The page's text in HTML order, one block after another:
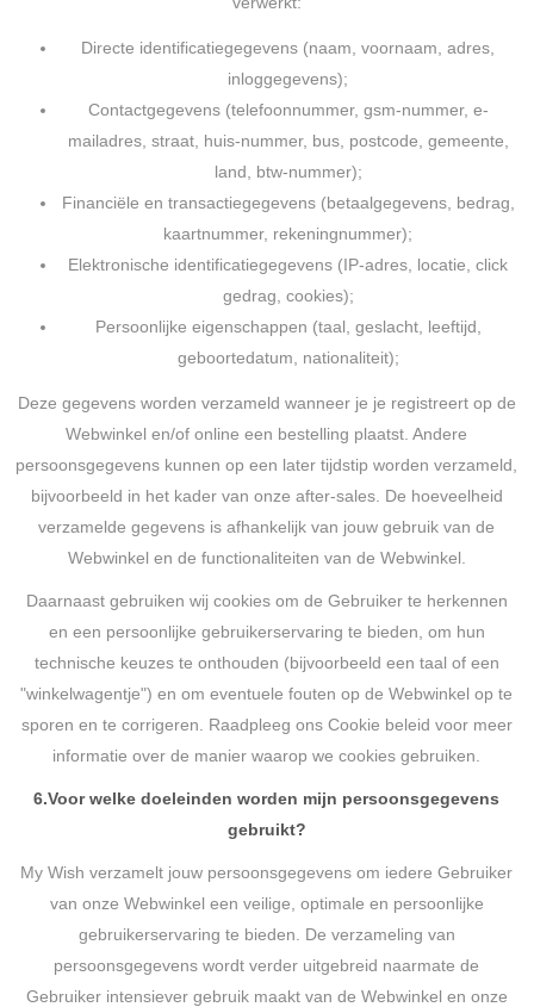
Directe identificatiegegevens (naam, voornaam, adres,
inloggegevens);
Contactgegevens (telefoonnummer, gsm-nummer, e-
mailadres, straat, huis-nummer, bus, postcode, gemeente,
land, btw-nummer);
Financiële en transactiegegevens (betaalgegevens, bedrag,
kaartnummer, rekeningnummer);
Elektronische identificatiegegevens (IP-adres, locatie, click
gedrag, cookies);
Persoonlijke eigenschappen (taal, geslacht, leeftijd,
geboortedatum, nationaliteit);
Deze gegevens worden verzameld wanneer je je registreert op de
Webwinkel en/of online een bestelling plaatst. Andere
persoonsgegevens kunnen op een later tijdstip worden verzameld,
bijvoorbeeld in het kader van onze after-sales. De hoeveelheid
verzamelde gegevens is afhankelijk van jouw gebruik van de
Webwinkel en de functionaliteiten van de Webwinkel.
Daarnaast gebruiken wij cookies om de Gebruiker te herkennen
en een persoonlijke gebruikerservaring te bieden, om hun
technische keuzes te onthouden (bijvoorbeeld een taal of een
"winkelwagentje") en om eventuele fouten op de Webwinkel op te
sporen en te corrigeren. Raadpleeg ons Cookie beleid voor meer
informatie over de manier waarop we cookies gebruiken.
6.Voor welke doeleinden worden mijn persoonsgegevens
gebruikt?
My Wish verzamelt jouw persoonsgegevens om iedere Gebruiker
van onze Webwinkel een veilige, optimale en persoonlijke
gebruikerservaring te bieden. De verzameling van
persoonsgegevens wordt verder uitgebreid naarmate de
Gebruiker intensiever gebruik maakt van de Webwinkel en onze